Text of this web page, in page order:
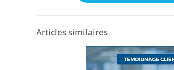
Articles similaires